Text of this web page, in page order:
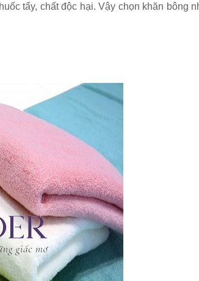
tẩy, chất độc hại. Vậy chọn khăn bông